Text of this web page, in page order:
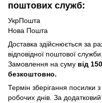
поштових служб:
УкрПошта
Нова Пошта
Доставка здійснюється за
відповідної поштової служби.
Замовлення на суму від
безкоштовно.
Термін зберігання посилки
робочих днів. За